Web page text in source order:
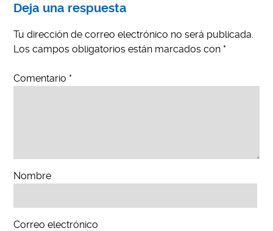
Deja una respuesta
Tu dirección de correo electrónico no será publicada.
Los campos obligatorios están marcados con *
Comentario *
Nombre
Correo electrónico